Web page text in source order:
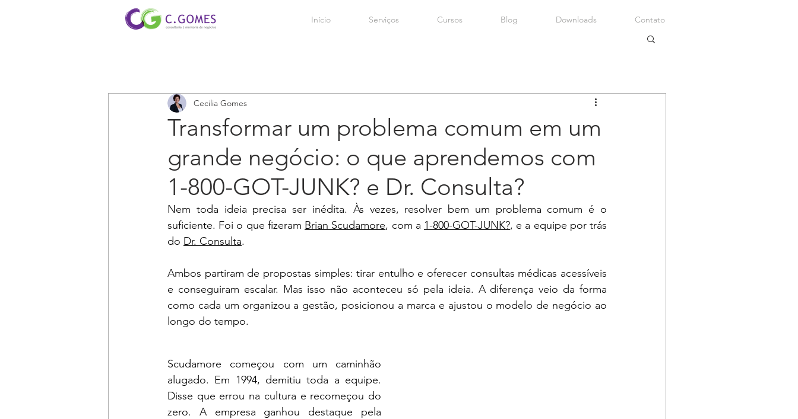
Início Serviços Cursos Blog Downloads Contato
Transformar um problema comum em um
grande negócio: o que aprendemos com
1-800-GOT-JUNK? e Dr. Consulta?
Cecilia Gomes
Nem toda ideia precisa ser inédita. Às vezes, resolver bem um problema comum é o
suficiente. Foi o que fizeram Brian Scudamore, com a 1-800-GOT-JUNK?, e a equipe por trás
do Dr. Consulta.
Ambos partiram de propostas simples: tirar entulho e oferecer consultas médicas acessíveis
e conseguiram escalar. Mas isso não aconteceu só pela ideia. A diferença veio da forma
como cada um organizou a gestão, posicionou a marca e ajustou o modelo de negócio ao
longo do tempo.
Scudamore começou com um caminhão
alugado. Em 1994, demitiu toda a equipe.
Disse que errou na cultura e recomeçou do
zero. A empresa ganhou destaque pela